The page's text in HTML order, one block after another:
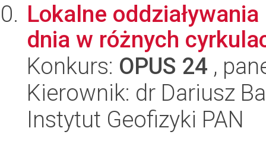
Lokalne
dnia w różnych
Konkurs: OPUS 24 ,
Kierownik: dr Dariusz
Instytut Geofizyki PAN